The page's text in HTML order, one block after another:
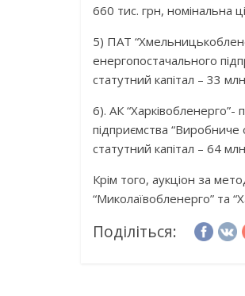
660 тис. грн, номінальна
5) ПАТ
енергопостачального
статутний капітал – 33
6). АК
підприємства “Виробниче
статутний капітал – 64
Крім того, аукціон за
“Миколаївобленерго” та
Поділіться: